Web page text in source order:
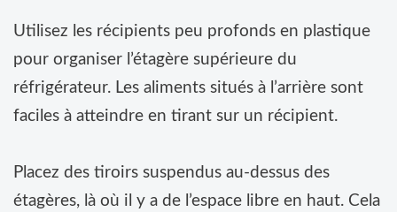
Utilisez les récipients peu profonds en plastique
pour organiser l’étagère supérieure du
réfrigérateur. Les aliments situés à l’arrière sont
faciles à atteindre en tirant sur un récipient.
Placez des tiroirs suspendus au-dessus des
étagères, là où il y a de l’espace libre en haut. Cela